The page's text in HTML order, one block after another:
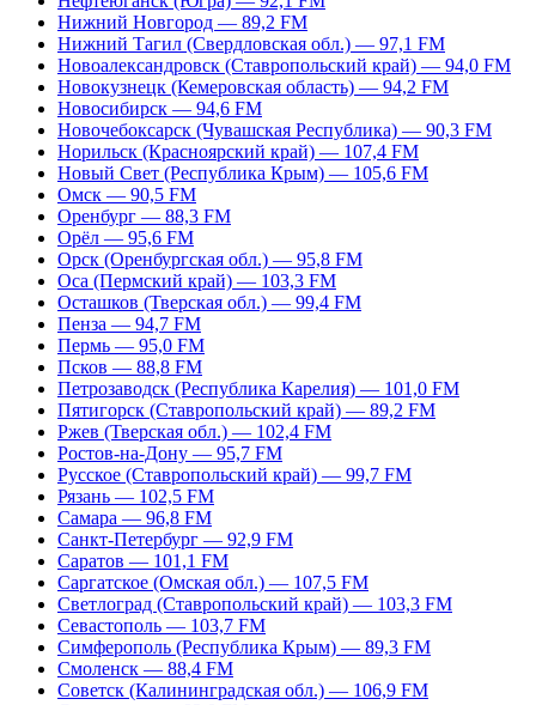
Нижний Новгород — 89,2 FM
Нижний Тагил (Свердловская обл.) — 97,1 FM
Новоалександровск (Ставропольский край) — 94,0 FM
Новокузнецк (Кемеровская область) — 94,2 FM
Новосибирск — 94,6 FM
Новочебоксарск (Чувашская Республика) — 90,3 FM
Норильск (Красноярский край) — 107,4 FM
Новый Свет (Республика Крым) — 105,6 FM
Омск — 90,5 FM
Оренбург — 88,3 FM
Орёл — 95,6 FM
Орск (Оренбургская обл.) — 95,8 FM
Оса (Пермский край) — 103,3 FM
Осташков (Тверская обл.) — 99,4 FM
Пенза — 94,7 FM
Пермь — 95,0 FM
Псков — 88,8 FM
Петрозаводск (Республика Карелия) — 101,0 FM
Пятигорск (Ставропольский край) — 89,2 FM
Ржев (Тверская обл.) — 102,4 FM
Ростов-на-Дону — 95,7 FM
Русское (Ставропольский край) — 99,7 FM
Рязань — 102,5 FM
Самара — 96,8 FM
Санкт-Петербург — 92,9 FM
Саратов — 101,1 FM
Саргатское (Омская обл.) — 107,5 FM
Светлоград (Ставропольский край) — 103,3 FM
Севастополь — 103,7 FM
Симферополь (Республика Крым) — 89,3 FM
Смоленск — 88,4 FM
Советск (Калининградская обл.) — 106,9 FM